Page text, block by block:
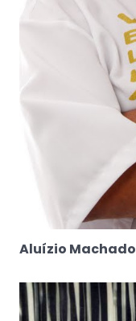
Aluízio Machado